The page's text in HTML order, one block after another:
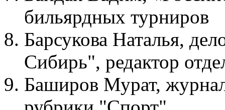
бильярдных турниров
Барсукова Наталья,
Сибирь", редактор
Баширов Мурат,